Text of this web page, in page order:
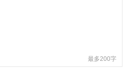
最多200字